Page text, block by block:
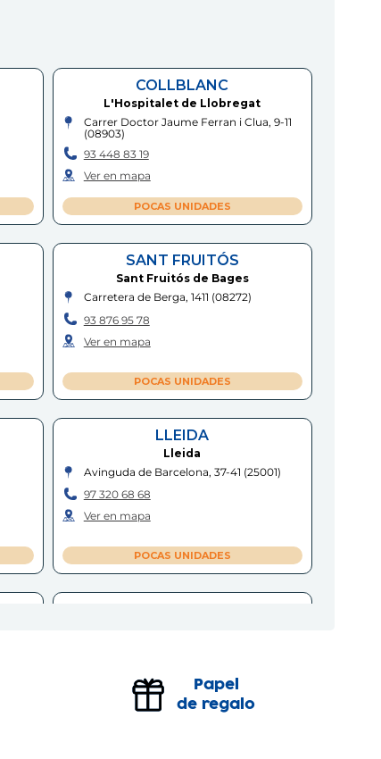
COLLBLANC
L'Hospitalet de Llobregat
Carrer Doctor Jaume Ferran i Clua, 9-11
(08903)
93 448 83 19
Ver en mapa
POCAS UNIDADES
SANT FRUITÓS
Sant Fruitós de Bages
Carretera de Berga, 1411 (08272)
93 876 95 78
Ver en mapa
POCAS UNIDADES
LLEIDA
Lleida
Avinguda de Barcelona, 37-41 (25001)
97 320 68 68
Ver en mapa
POCAS UNIDADES
Ver en mapa
Papel
de regalo